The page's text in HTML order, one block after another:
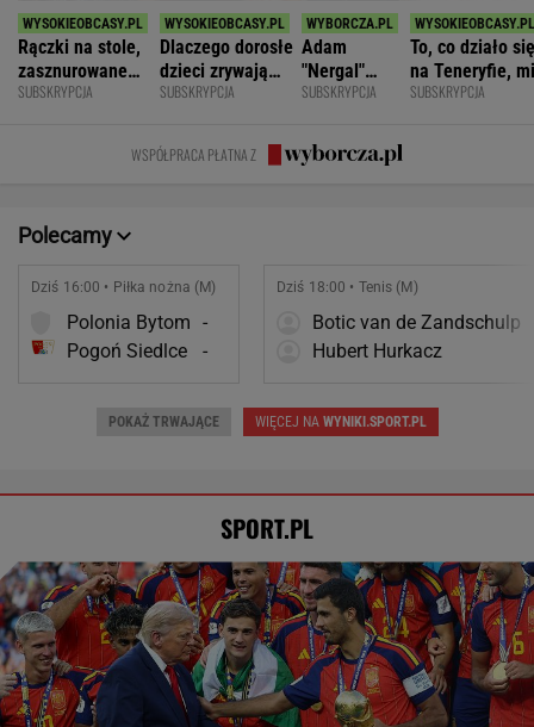
Rączki na stole,
zasznurowane
usta. Byłam
SUBSKRYPCJA
Dlaczego dorosłe
dzieci zrywają
kontakt z
SUBSKRYPCJA
Adam
"Nergal"
Darski: Ja
terapię, a
większość
SUBSKRYPCJA
To, co działo się
na Teneryfie, mi
się należało.
SUBSKRYPCJA
WSPÓŁPRACA PŁATNA Z
Polecamy
Dziś 16:00 • Piłka nożna (M)
Polonia Bytom -
Pogoń Siedlce
-
Dziś 18:00 • Tenis (M)
Botic van de Zandschulp
Hubert Hurkacz
POKAŻ TRWAJĄCE WIĘCEJ NAWYNIKI.SPORT.PL
SPORT.PL